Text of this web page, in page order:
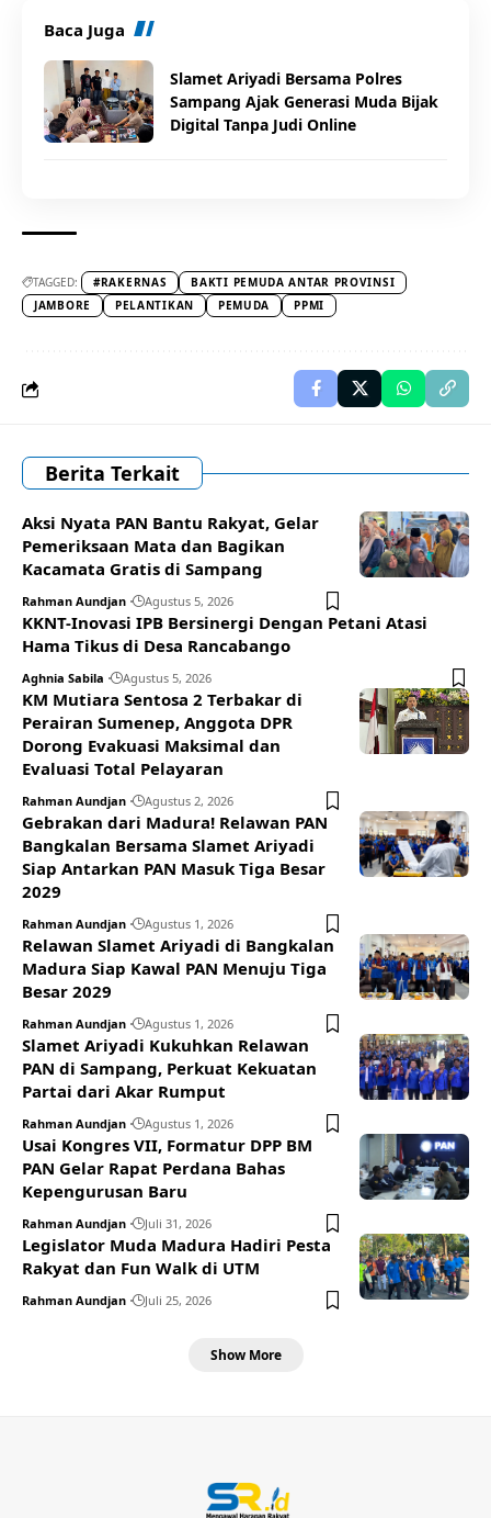
Baca Juga
Slamet Ariyadi Bersama Polres
Sampang Ajak Generasi Muda Bijak
Digital Tanpa Judi Online
TAGGED: #RAKERNAS
BAKTI PEMUDA ANTAR PROVINSI
JAMBORE
PELANTIKAN PEMUDA PPMI
Berita Terkait
Aksi Nyata PAN Bantu Rakyat, Gelar
Pemeriksaan Mata dan Bagikan
Kacamata Gratis di Sampang
Rahman Aundjan Agustus 5, 2026
KKNT-Inovasi IPB Bersinergi Dengan Petani Atasi
Hama Tikus di Desa Rancabango
Aghnia Sabila Agustus 5, 2026
KM Mutiara Sentosa 2 Terbakar di
Perairan Sumenep, Anggota DPR
Dorong Evakuasi Maksimal dan
Evaluasi Total Pelayaran
Rahman Aundjan Agustus 2, 2026
Gebrakan dari Madura! Relawan PAN
Bangkalan Bersama Slamet Ariyadi
Siap Antarkan PAN Masuk Tiga Besar
2029
Rahman Aundjan Agustus 1, 2026
Relawan Slamet Ariyadi di Bangkalan
Madura Siap Kawal PAN Menuju Tiga
Besar 2029
Rahman Aundjan Agustus 1, 2026
Slamet Ariyadi Kukuhkan Relawan
PAN di Sampang, Perkuat Kekuatan
Partai dari Akar Rumput
Rahman Aundjan Agustus 1, 2026
Usai Kongres VII, Formatur DPP BM
PAN Gelar Rapat Perdana Bahas
Kepengurusan Baru
Rahman Aundjan Juli 31, 2026
Legislator Muda Madura Hadiri Pesta
Rakyat dan Fun Walk di UTM
Rahman Aundjan Juli 25, 2026
Show More